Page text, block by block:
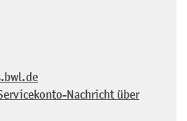
Nachricht über